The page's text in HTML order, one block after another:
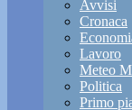
Avvisi
Cronaca
Lavoro
Meteo
Politica
Primo